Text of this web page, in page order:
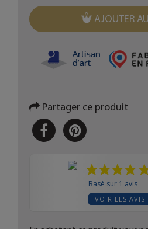
AJOUTER
Partager ce produit
PARTAGERPINTEREST
Basé sur 1 avis
VOIR LES AVIS